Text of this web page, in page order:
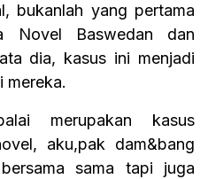
bukanlah yang pertama
Novel Baswedan dan
dia, kasus ini menjadi
mereka.
merupakan kasus
aku,pak dam&bang
sama tapi juga